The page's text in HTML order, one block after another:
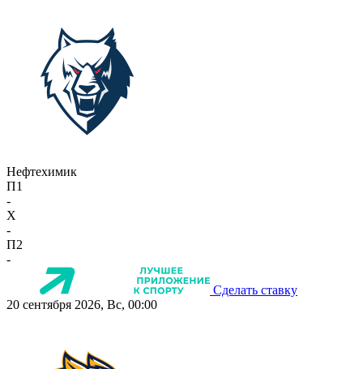
Нефтехимик
П1
-
X
-
П2
-
Сделать ставку
20 сентября 2026, Вс, 00:00